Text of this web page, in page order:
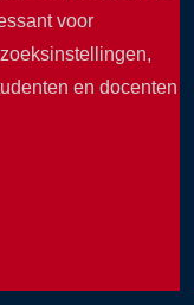
voor
en docenten